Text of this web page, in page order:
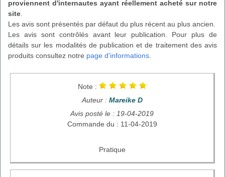
proviennent d'internautes ayant réellement acheté sur notre
site
Les avis sont présentés par défaut du plus récent au plus ancien.
Les avis sont contrôlés avant leur publication. Pour plus de
détails sur les modalités de publication et de traitement des avis
produits consultez notre page d'informations
Note :
Auteur : Mareike D
Avis posté le : 19-04-2019
Commande du : 11-04-2019
Pratique